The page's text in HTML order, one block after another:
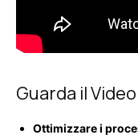
Guarda il
Ottimizzare i